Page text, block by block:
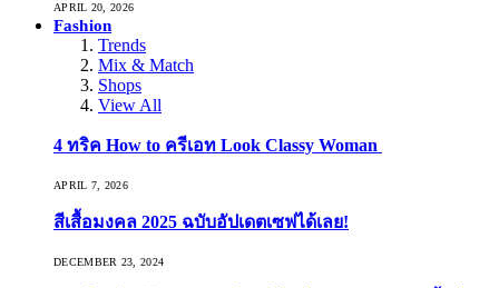
APRIL 20, 2026
Fashion
Trends
Mix & Match
Shops
View All
4 ทริค How to ครีเอท Look Classy Woman
APRIL 7, 2026
สีเสื้อมงคล 2025 ฉบับอัปเดตเซฟได้เลย!
DECEMBER 23, 2024